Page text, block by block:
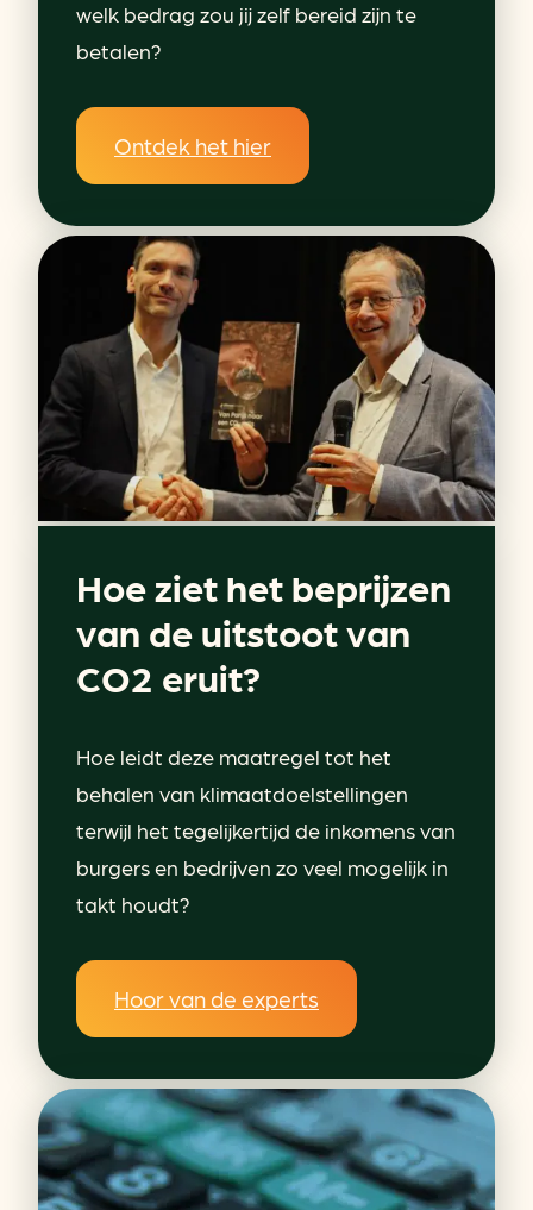
welk bedrag zou jij zelf bereid zijn te
betalen?
Ontdek het hier
Hoe ziet het beprijzen
van de uitstoot van
CO2 eruit?
Hoe leidt deze maatregel tot het
behalen van klimaatdoelstellingen
terwijl het tegelijkertijd de inkomens van
burgers en bedrijven zo veel mogelijk in
takt houdt?
Hoor van de experts